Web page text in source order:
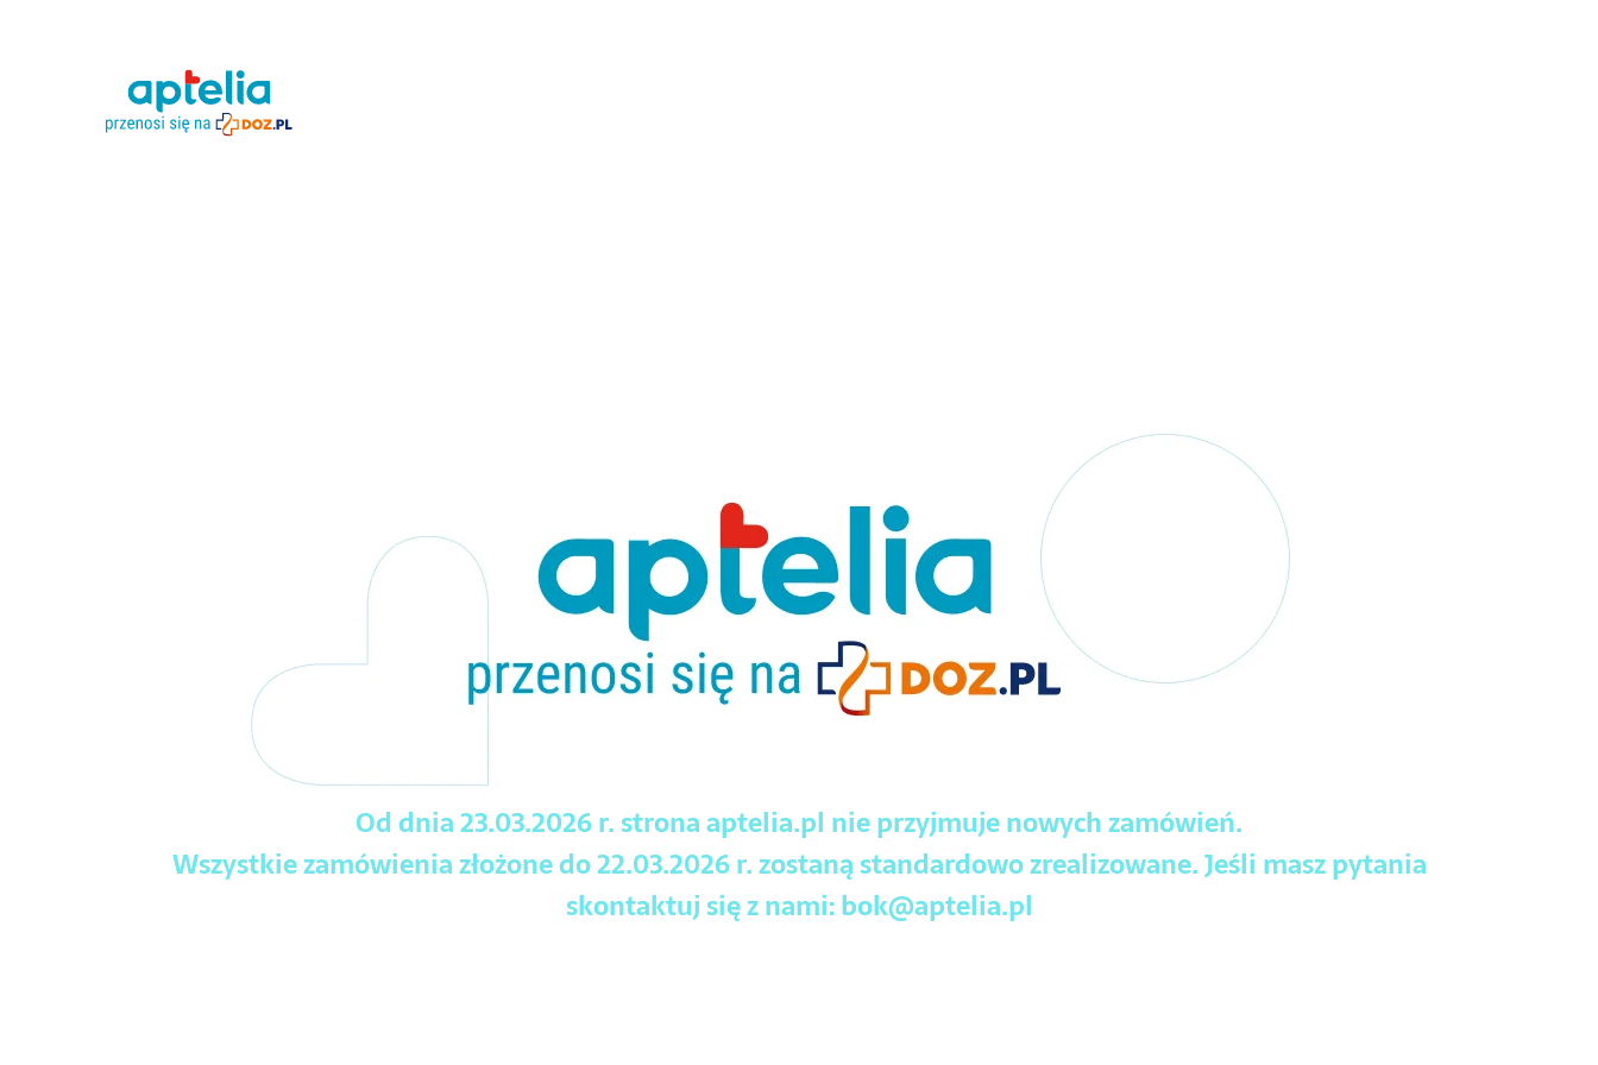
Od dnia 23.03.2026 r. strona aptelia.pl nie przyjmuje nowych zamówień.
Wszystkie zamówienia złożone do 22.03.2026 r. zostaną standardowo zrealizowane. Jeśli masz pytania
skontaktuj się z nami:bok@aptelia.pl